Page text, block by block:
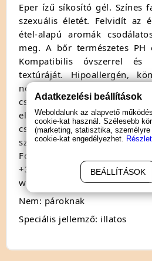
Eper ízű síkosító gél. Színes
szexuális életét. Felvidít az
étel-alapú aromák
meg. A bőr természetes PH
Kompatibilis óvszerrel
textúráját. Hipoallergén,
nem hagy foltot.
csomagoláson feltüntetett
elől gondosan
csomagoláson! Hűvös,
szembe kerül, bő vízzel
Forgalmazza:4123, Hencida
+36-30-619-77-60, E-mail:
www.debranet.com.
Nem: pároknak
Speciális jellemző: illatos
Adatkezelési beállítások
Weboldalunk az alapvető
cookie-kat használ. Szélesebb
(marketing, statisztika,
cookie-kat engedélyezhet.
BEÁLLÍTÁSOK